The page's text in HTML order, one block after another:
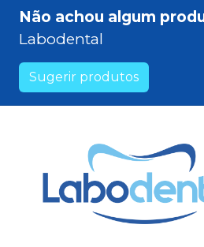
Não achou algum
Labodental
Sugerir produtos